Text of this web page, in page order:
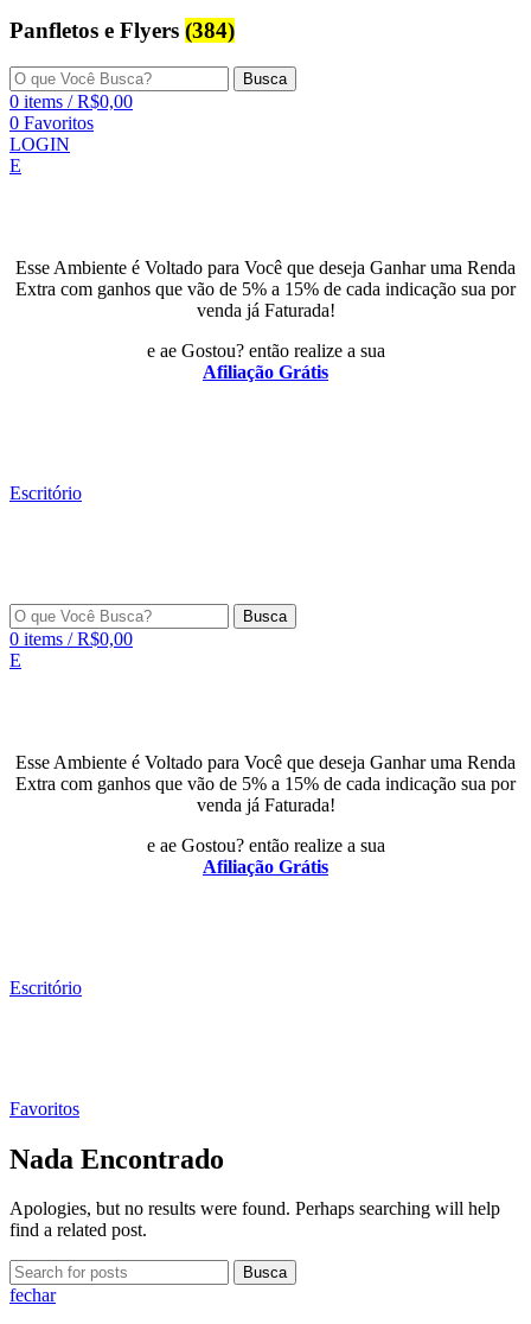
Panfletos e Flyers (384)
Busca
0 items / R$0,00
0 Favoritos
LOGIN
E
Esse Ambiente é Voltado para Você que deseja Ganhar uma Renda
Extra com ganhos que vão de 5% a 15% de cada indicação sua por
venda já Faturada!
e ae Gostou? então realize a sua
Afiliação Grátis
Escritório
Busca
0 items / R$0,00
E
Esse Ambiente é Voltado para Você que deseja Ganhar uma Renda
Extra com ganhos que vão de 5% a 15% de cada indicação sua por
venda já Faturada!
e ae Gostou? então realize a sua
Afiliação Grátis
Escritório
Favoritos
Nada Encontrado
Apologies, but no results were found. Perhaps searching will help
find a related post.
Busca
fechar